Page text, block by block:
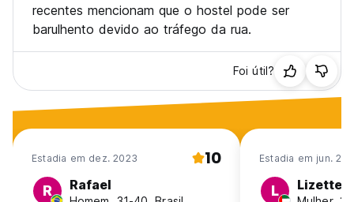
recentes mencionam que o hostel pode ser
barulhento devido ao tráfego da rua.
Foi útil?
Estadia em dez. 2023 10
R Rafael
Estadia em jun.
L Lizette